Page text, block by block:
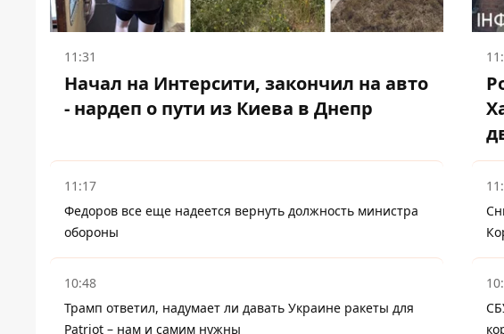
11:31
Начал на Интерсити, закончил на авто
- нардеп о пути из Киева в Днепр
11:17
Федоров все еще надеется вернуть должность министра
обороны
10:48
Трамп ответил, надумает ли давать Украине ракеты для
Patriot – нам и самим нужны